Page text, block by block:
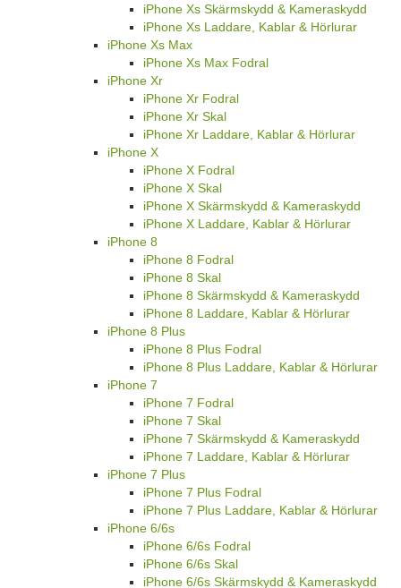
iPhone Xs Skärmskydd & Kameraskydd
iPhone Xs Laddare, Kablar & Hörlurar
iPhone Xs Max
iPhone Xs Max Fodral
iPhone Xr
iPhone Xr Fodral
iPhone Xr Skal
iPhone Xr Laddare, Kablar & Hörlurar
iPhone X
iPhone X Fodral
iPhone X Skal
iPhone X Skärmskydd & Kameraskydd
iPhone X Laddare, Kablar & Hörlurar
iPhone 8
iPhone 8 Fodral
iPhone 8 Skal
iPhone 8 Skärmskydd & Kameraskydd
iPhone 8 Laddare, Kablar & Hörlurar
iPhone 8 Plus
iPhone 8 Plus Fodral
iPhone 8 Plus Laddare, Kablar & Hörlurar
iPhone 7
iPhone 7 Fodral
iPhone 7 Skal
iPhone 7 Skärmskydd & Kameraskydd
iPhone 7 Laddare, Kablar & Hörlurar
iPhone 7 Plus
iPhone 7 Plus Fodral
iPhone 7 Plus Laddare, Kablar & Hörlurar
iPhone 6/6s
iPhone 6/6s Fodral
iPhone 6/6s Skal
iPhone 6/6s Skärmskydd & Kameraskydd